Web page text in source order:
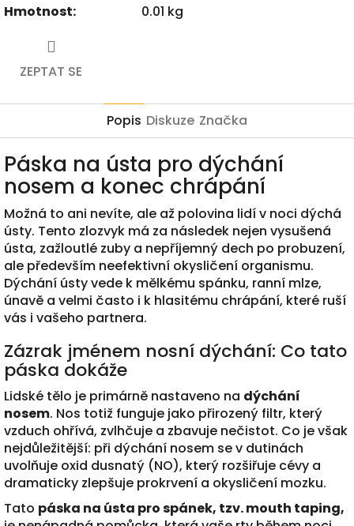
Hmotnost: 0.01 kg
ZEPTAT SE
Popis Diskuze Značka
Páska na ústa pro dýchání
nosem a konec chrápání
Možná to ani nevíte, ale až polovina lidí v noci dýchá
ústy. Tento zlozvyk má za následek nejen vysušená
ústa, zažloutlé zuby a nepříjemný dech po probuzení,
ale především neefektivní okysličení organismu.
Dýchání ústy vede k mělkému spánku, ranní mlze,
únavě a velmi často i k hlasitému chrápání, které ruší
vás i vašeho partnera.
Zázrak jménem nosní dýchání: Co tato
páska dokáže
Lidské tělo je primárně nastaveno na dýchání
nosem. Nos totiž funguje jako přirozený filtr, který
vzduch ohřívá, zvlhčuje a zbavuje nečistot. Co je však
nejdůležitější: při dýchání nosem se v dutinách
uvolňuje oxid dusnatý (NO), který rozšiřuje cévy a
dramaticky zlepšuje prokrvení a okysličení mozku.
Tato páska na ústa pro spánek, tzv. mouth taping,